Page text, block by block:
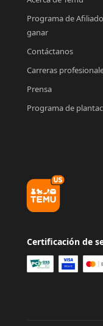
Programa de
ganar
Contáctanos
Carreras
Prensa
Programa de
Certificación de